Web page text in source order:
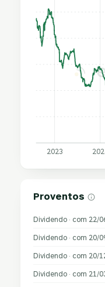
2023
Proventos
Dividendo · com 22/
Dividendo · com 20/
Dividendo · com 20/
Dividendo · com 21/